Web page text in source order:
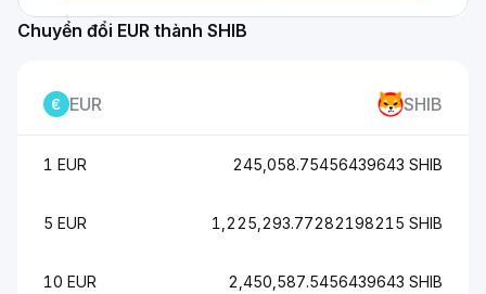
Chuyển đổi EUR thành SHIB
EUR SHIB
1 EUR 245,058.75456439643 SHIB
5 EUR 1,225,293.77282198215 SHIB
10 EUR 2,450,587.5456439643 SHIB